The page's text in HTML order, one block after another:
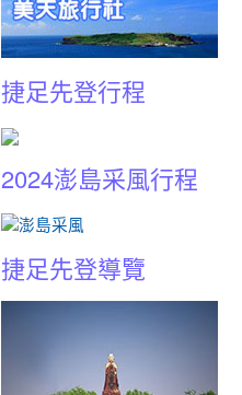
捷足先登行程
2024澎島采風行程
捷足先登導覽